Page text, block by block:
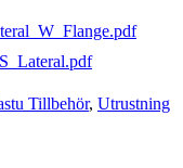
Tillbehör, Utrustning